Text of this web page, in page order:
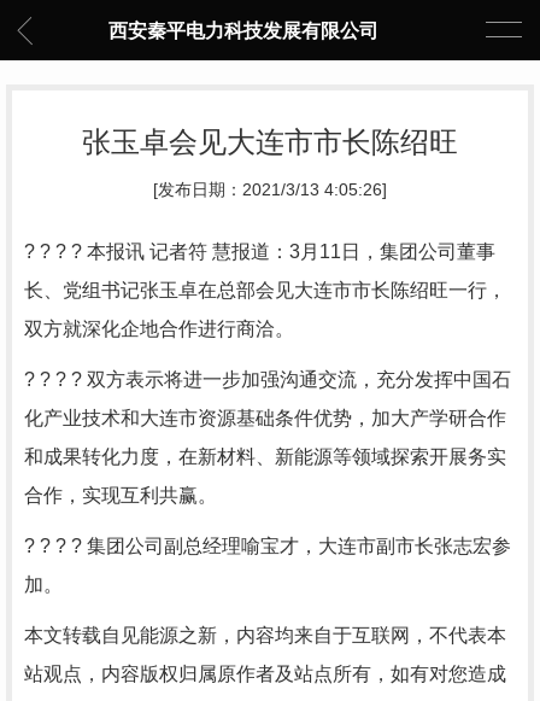
西安秦平电力科技发展有限公司
张玉卓会见大连市市长陈绍旺
[发布日期：2021/3/13 4:05:26]
? ? ? ? 本报讯 记者符 慧报道：3月11日，集团公司董事
长、党组书记张玉卓在总部会见大连市市长陈绍旺一行，
双方就深化企地合作进行商洽。
? ? ? ? 双方表示将进一步加强沟通交流，充分发挥中国石
化产业技术和大连市资源基础条件优势，加大产学研合作
和成果转化力度，在新材料、新能源等领域探索开展务实
合作，实现互利共赢。
? ? ? ? 集团公司副总经理喻宝才，大连市副市长张志宏参
加。
本文转载自见能源之新，内容均来自于互联网，不代表本
站观点，内容版权归属原作者及站点所有，如有对您造成